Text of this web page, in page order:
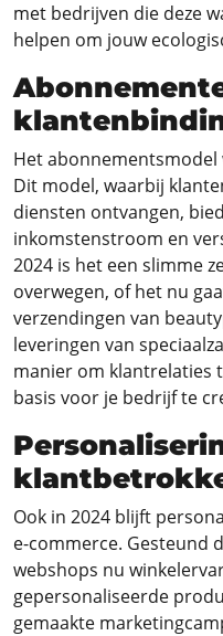
met bedrijven die deze
helpen om jouw
Het
Dit model, waarbij
diensten ontvangen,
inkomstenstroom en
2024 is het een slimme
overwegen, of het nu
verzendingen van
leveringen van
manier om klantrelaties
basis voor je bedrijf te
Ook in 2024 blijft
e-commerce. Gesteund
webshops nu
gepersonaliseerde
gemaakte